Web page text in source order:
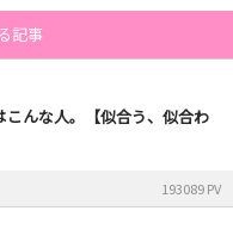
記事
こんな人。【似合う、似合わ
193089 PV